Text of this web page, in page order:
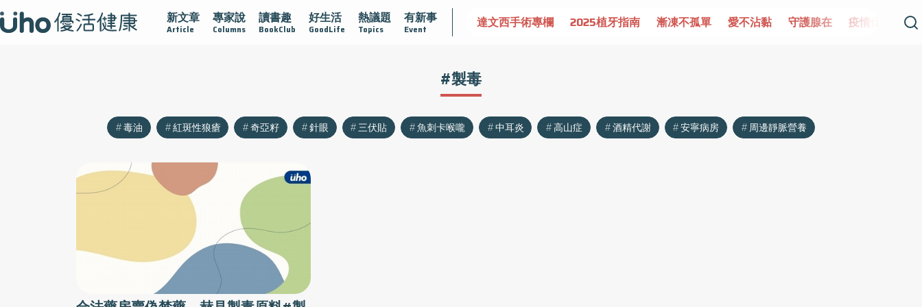
新文章
Article
專家說
Columns
讀書趣
BookClub
好生活
GoodLife
熱議題
Topics
有新事
Event
黏 守護腺在 疫情保衛戰 再生醫學 愛的未來視 認識攝護腺肥大 守護骨骼健康 達文西手術專欄 2025植牙指南 漸凍不孤單 愛不沾黏 守護腺在 疫情保衛戰
#製毒
毒油 紅斑性狼瘡 奇亞籽 針眼 三伏貼 魚刺卡喉嚨 中耳炎 高山症 酒精代謝 安寧病房 周邊靜脈營養